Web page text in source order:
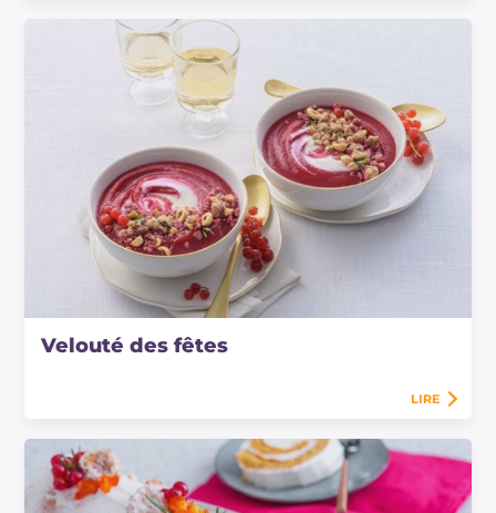
Velouté des fêtes
LIRE